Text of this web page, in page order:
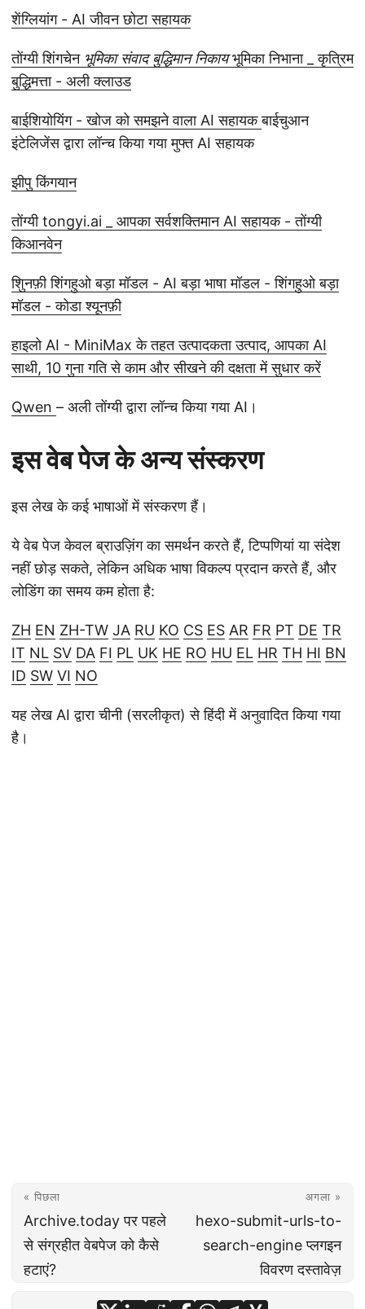
शेंग्लियांग - AI जीवन छोटा सहायक
तोंग्यी शिंगचेन भूमिका संवाद बुद्धिमान निकायभूमिका निभाना _ कृत्रिम
बुद्धिमत्ता - अली क्लाउड
बाईशियोयिंग - खोज को समझने वाला AI सहायकबाईचुआन
इंटेलिजेंस द्वारा लॉन्च किया गया मुफ्त AI सहायक
झीपु किंगयान
तोंग्यी tongyi.ai _ आपका सर्वशक्तिमान AI सहायक - तोंग्यी
किआनवेन
शिुनफ़ी शिंगहुओ बड़ा मॉडल - AI बड़ा भाषा मॉडल - शिंगहुओ बड़ा
मॉडल - कोडा श्यूनफ़ी
हाइलो AI - MiniMax के तहत उत्पादकता उत्पाद, आपका AI
साथी, 10 गुना गति से काम और सीखने की दक्षता में सुधार करें
Qwen – अली तोंग्यी द्वारा लॉन्च किया गया AI।
इस वेब पेज के अन्य संस्करण
इस लेख के कई भाषाओं में संस्करण हैं।
ये वेब पेज केवल ब्राउज़िंग का समर्थन करते हैं, टिप्पणियां या संदेश
नहीं छोड़ सकते, लेकिन अधिक भाषा विकल्प प्रदान करते हैं, और
लोडिंग का समय कम होता है:
ZH EN ZH-TW JA RU KO CS ES AR FR PT DE TR
IT NL SV DA FI PL UK HE RO HU EL HR TH HI BN
ID SW VI NO
यह लेख AI द्वारा चीनी (सरलीकृत) से हिंदी में अनुवादित किया गया
है।
« पिछला
Archive.today पर पहले
से संग्रहीत वेबपेज को कैसे
हटाएं?
अगला »
hexo-submit-urls-to-
search-engine प्लगइन
विवरण दस्तावेज़